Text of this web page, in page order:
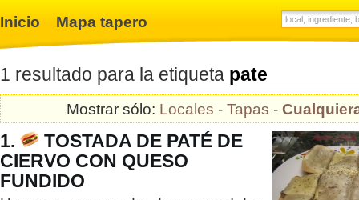
Inicio Mapa tapero
1 resultado para la etiqueta pate
Mostrar sólo: Locales - Tapas -
1.
TOSTADA DE PATÉ DE
CIERVO CON QUESO
FUNDIDO